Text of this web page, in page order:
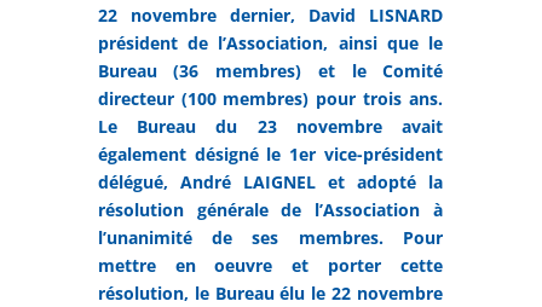
22 novembre dernier, David LISNARD
président de l’Association, ainsi que le
Bureau (36 membres) et le Comité
directeur (100 membres) pour trois ans.
Le Bureau du 23 novembre avait
également désigné le 1er vice-président
délégué, André LAIGNEL et adopté la
résolution générale de l’Association à
l’unanimité de ses membres. Pour
mettre en oeuvre et porter cette
résolution, le Bureau élu le 22 novembre